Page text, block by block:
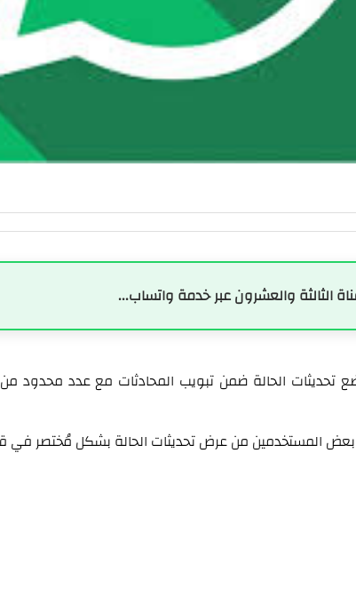
الثالثة والعشرون عبر خدمة واتساب...
تحديثات الحالة ضمن تبويب المحادثات مع عدد محدود
المستخدمين من عرض تحديثات الحالة بشكل مُختصر في